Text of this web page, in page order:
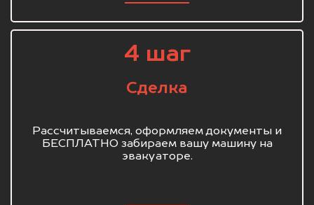
4 шаг
Сделка
Рассчитываемся, оформляем документы и
БЕСПЛАТНО забираем вашу машину на
эвакуаторе.